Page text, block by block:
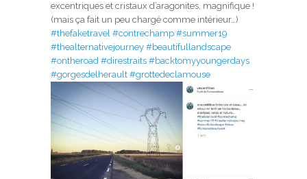
excentriques et cristaux d’aragonites, magnifique !
(mais ça fait un peu chargé comme intérieur…)
#thefaketravel #contrechamp #summer19
#thealternativejourney #beautifullandscape
#ontheroad #direstraits #backtomyyoungerdays
#gorgesdelherault #grottedeclamouse